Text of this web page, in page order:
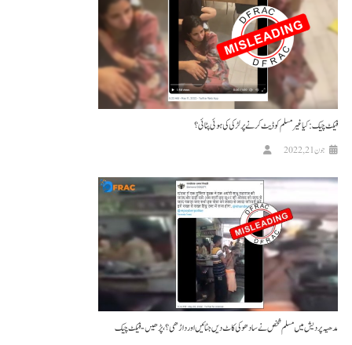
فیکٹ چیک: کیا غیر مسلم کو ڈیٹ کرنے پر لڑکی کی ہوئی پٹائی؟
جون 21, 2022
مدھیہ پردیش میں مسلم شخص نے سادھو کی کاٹ دیں جٹائیں اور داڑھی ؟، پڑھیں-فیکٹ چیک